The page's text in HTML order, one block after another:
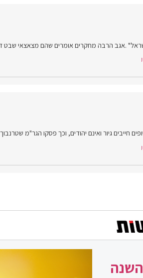
.אגב הרבה מחקרים אומרים שהם מצאצאי שבט
חייבים גיור ואינם יהודים, וכך פסקו הגר"מ